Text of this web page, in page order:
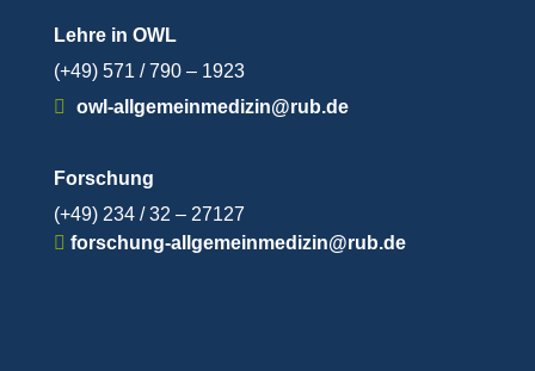
Lehre in OWL
(+49) 571 / 790 – 1923
owl-allgemeinmedizin@rub.de
Forschung
(+49) 234 / 32 – 27127
forschung-allgemeinmedizin@rub.de